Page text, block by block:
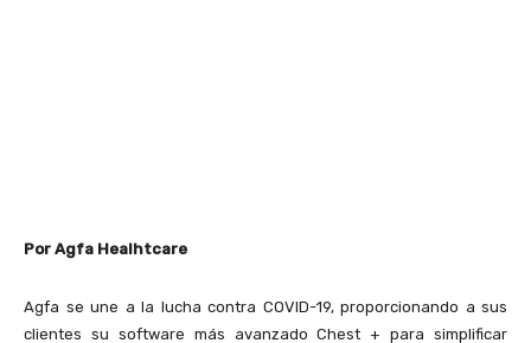
Por Agfa Healhtcare
Agfa se une a la lucha contra COVID-19, proporcionando a sus
clientes su software más avanzado Chest + para simplificar